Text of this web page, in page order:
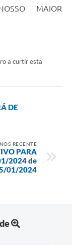
MAIOR
a curtir esta
DE
RECENTE
PARA
2024 de
01/2024